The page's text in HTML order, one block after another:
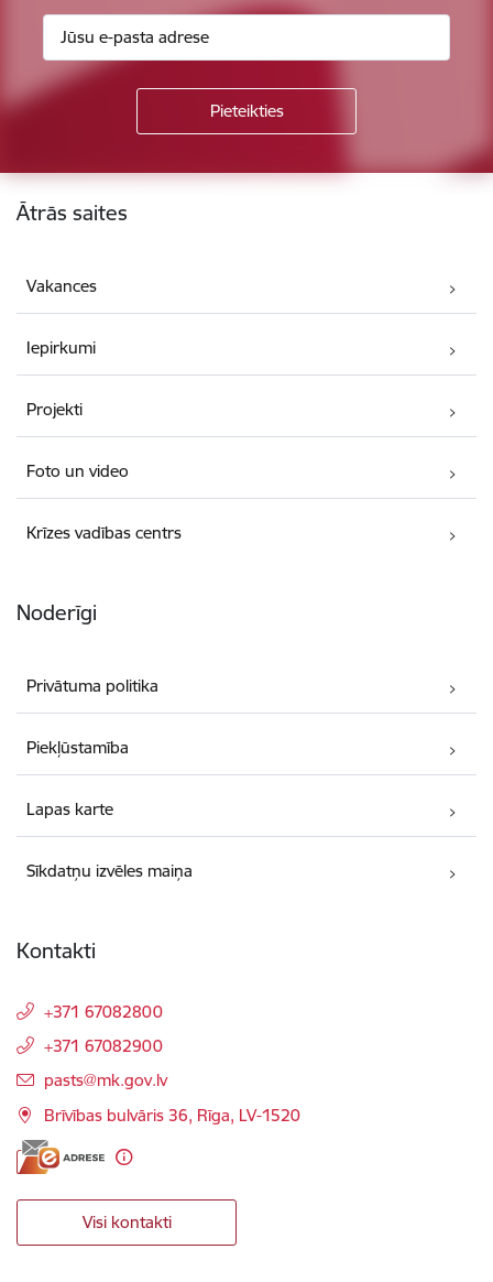
Kājene
Ātrās saites
Vakances
Iepirkumi
Projekti
Foto un video
Krīzes vadības centrs
Noderīgi
Privātuma politika
Piekļūstamība
Lapas karte
Sīkdatņu izvēles maiņa
Kontakti
+371 67082800
+371 67082900
E-pasts:
pasts@mk.gov.lv
Brīvības bulvāris 36, Rīga, LV-1520
Visi kontakti